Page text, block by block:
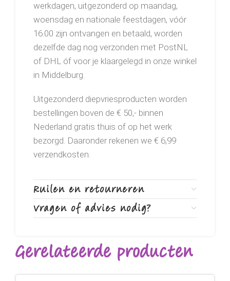
werkdagen, uitgezonderd op maandag,
woensdag en nationale feestdagen, vóór
16.00 zijn ontvangen en betaald, worden
dezelfde dag nog verzonden met PostNL
of DHL óf voor je klaargelegd in onze winkel
in Middelburg.
Uitgezonderd diepvriesproducten worden
bestellingen boven de € 50,- binnen
Nederland gratis thuis of op het werk
bezorgd. Daaronder rekenen we € 6,99
verzendkosten.
Ruilen en retourneren
Vragen of advies nodig?
Gerelateerde producten